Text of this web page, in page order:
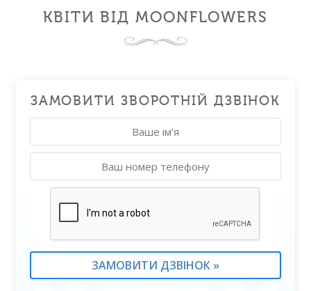
КВІТИ ВІД MOONFLOWERS
ЗАМОВИТИ ЗВОРОТНІЙ ДЗВІНОК